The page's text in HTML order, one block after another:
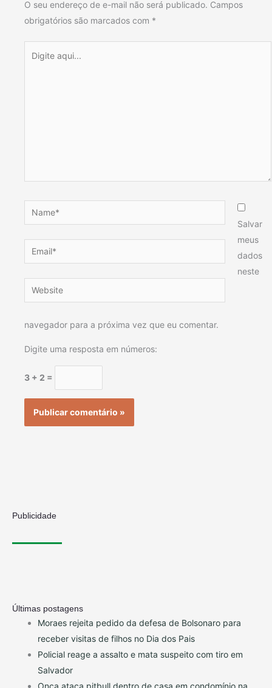
O seu endereço de e-mail não será publicado. Campos
obrigatórios são marcados com *
aqui...
Name*
Email*
Website
Salvar
meus
dados
neste
navegador para a próxima vez que eu comentar.
Digite uma resposta em números:
3 + 2 =
Publicidade
Últimas postagens
Moraes rejeita pedido da defesa de Bolsonaro para
receber visitas de filhos no Dia dos Pais
Policial reage a assalto e mata suspeito com tiro em
Salvador
Onça ataca pitbull dentro de casa em condomínio na